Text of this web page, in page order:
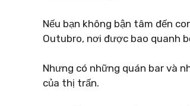
Nếu bạn không bận tâm đến
Outubro, nơi được bao quanh
Nhưng có những quán bar và
của thị trấn.